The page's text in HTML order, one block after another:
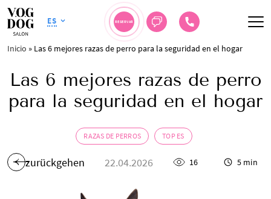
ES RESERVAR
Inicio » Las 6 mejores razas de perro para la seguridad en el hogar
Las 6 mejores razas de perro
para la seguridad en el hogar
RAZAS DE PERROS TOP ES
zurückgehen 22.04.2026 16 5 min